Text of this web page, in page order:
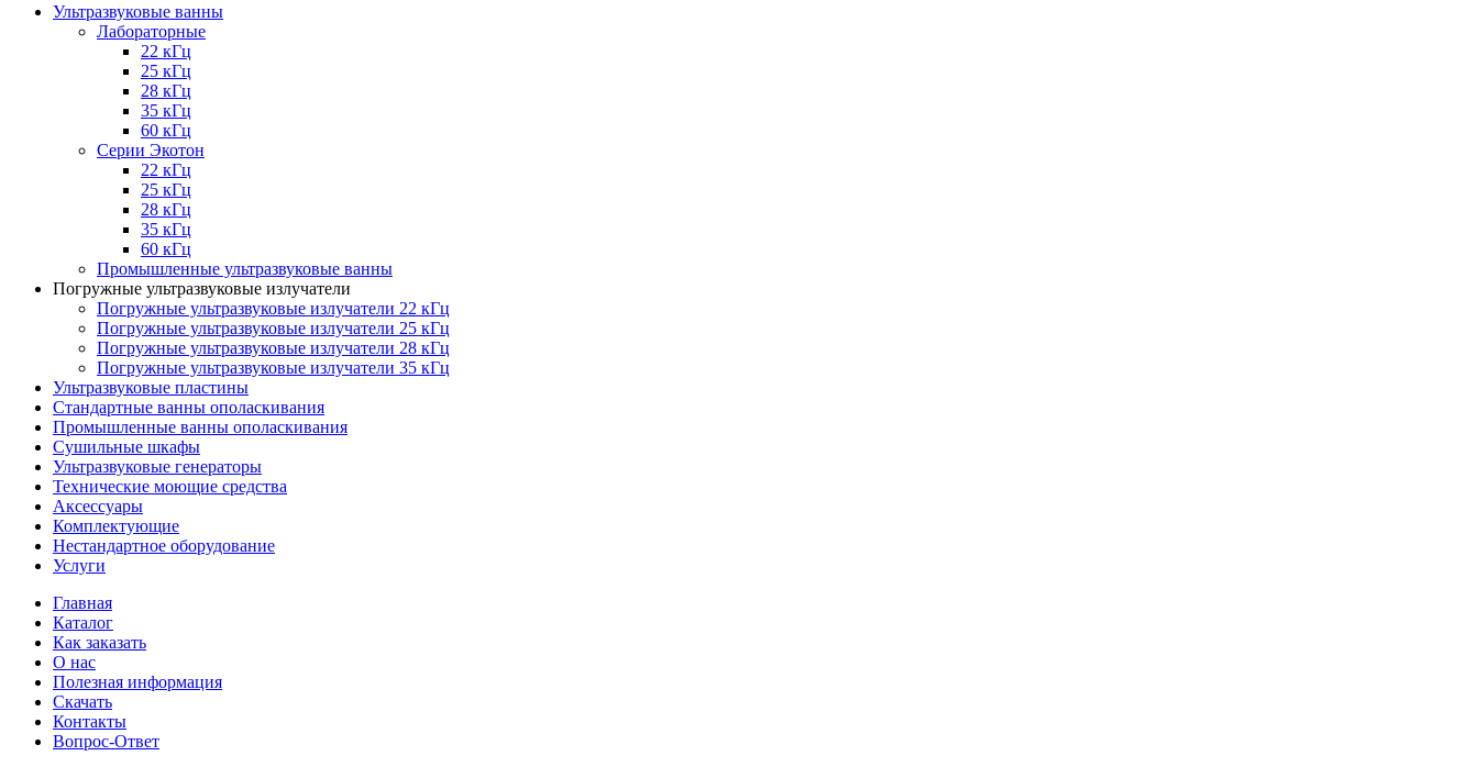
Ультразвуковые ванны
Лабораторные
22 кГц
25 кГц
28 кГц
35 кГц
60 кГц
Серии Экотон
22 кГц
25 кГц
28 кГц
35 кГц
60 кГц
Промышленные ультразвуковые ванны
Погружные ультразвуковые излучатели
Погружные ультразвуковые излучатели 22 кГц
Погружные ультразвуковые излучатели 25 кГц
Погружные ультразвуковые излучатели 28 кГц
Погружные ультразвуковые излучатели 35 кГц
Ультразвуковые пластины
Стандартные ванны ополаскивания
Промышленные ванны ополаскивания
Сушильные шкафы
Ультразвуковые генераторы
Технические моющие средства
Аксессуары
Комплектующие
Нестандартное оборудование
Услуги
Главная
Каталог
Как заказать
О нас
Полезная информация
Скачать
Контакты
Вопрос-Ответ